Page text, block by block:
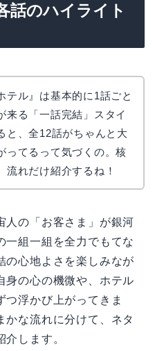
話のハイライト
テル』は基本的に1話ごと
来る「一話完結」スタイ
と、全12話がちゃんと大
流れだけ紹介するね！
人の「お客さま」が銀河
一組一組を全力でもてな
心地よさを楽しみなが
身の心の機微や、ホテル
浮かび上がってきま